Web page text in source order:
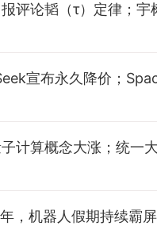
评论韬（τ）定律；宇
宣布永久降价；
计算概念大涨；统一
，机器人假期持续霸